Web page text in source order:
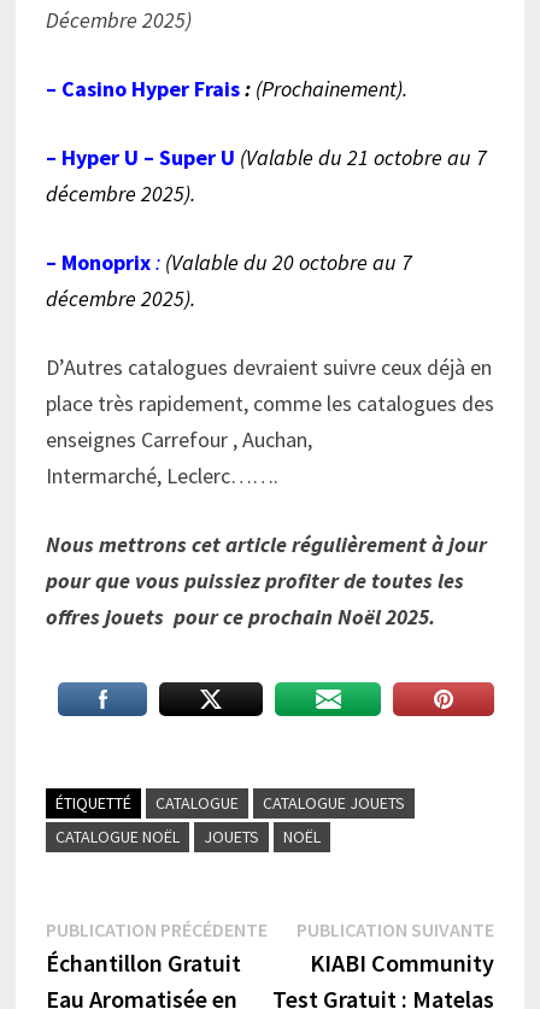
Décembre 2025)
– Casino Hyper Frais:(Prochainement).
– Hyper U – Super U (Valable du 21 octobre au 7
décembre 2025).
– Monoprix:(Valable du 20 octobre au 7
décembre 2025).
D’Autres catalogues devraient suivre ceux déjà en
place très rapidement, comme les catalogues des
enseignes Carrefour , Auchan,
Intermarché, Leclerc…….
Nous mettrons cet article régulièrement à jour
pour que vous puissiez profiter de toutes les
offres jouets pour ce prochain Noël 2025.
ÉTIQUETTÉ CATALOGUE
CATALOGUE JOUETS
CATALOGUE NOËL
JOUETS NOËL
Navigation
de
PUBLICATION PRÉCÉDENTEPublication
précédente :
Échantillon Gratuit
Eau Aromatisée en
PUBLICATION SUIVANTE
KIABI Community
Test Gratuit : Matelas